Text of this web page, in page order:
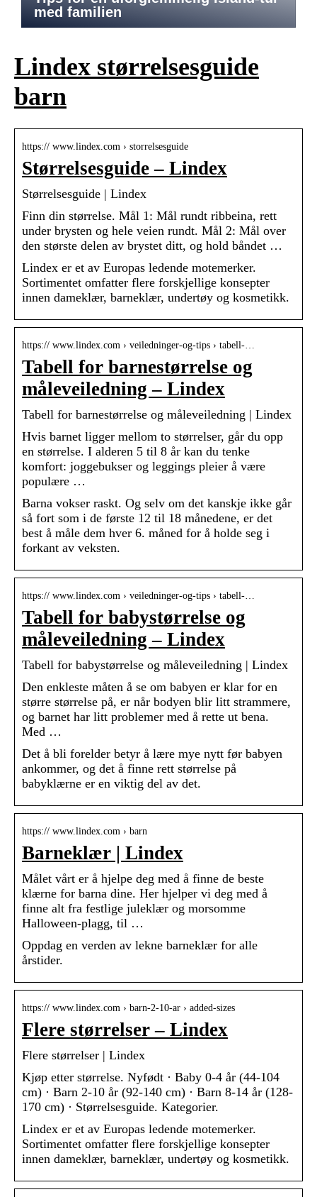
med familien
Lindex størrelsesguide
barn
https:// www.lindex.com › storrelsesguide
Størrelsesguide – Lindex
Størrelsesguide | Lindex
Finn din størrelse. Mål 1: Mål rundt ribbeina, rett
under brysten og hele veien rundt. Mål 2: Mål over
den største delen av brystet ditt, og hold båndet …
Lindex er et av Europas ledende motemerker.
Sortimentet omfatter flere forskjellige konsepter
innen dameklær, barneklær, undertøy og kosmetikk.
https:// www.lindex.com › veiledninger-og-tips › tabell-…
Tabell for barnestørrelse og
måleveiledning – Lindex
Tabell for barnestørrelse og måleveiledning | Lindex
Hvis barnet ligger mellom to størrelser, går du opp
en størrelse. I alderen 5 til 8 år kan du tenke
komfort: joggebukser og leggings pleier å være
populære …
Barna vokser raskt. Og selv om det kanskje ikke går
så fort som i de første 12 til 18 månedene, er det
best å måle dem hver 6. måned for å holde seg i
forkant av veksten.
https:// www.lindex.com › veiledninger-og-tips › tabell-…
Tabell for babystørrelse og
måleveiledning – Lindex
Tabell for babystørrelse og måleveiledning | Lindex
Den enkleste måten å se om babyen er klar for en
større størrelse på, er når bodyen blir litt strammere,
og barnet har litt problemer med å rette ut bena.
Med …
Det å bli forelder betyr å lære mye nytt før babyen
ankommer, og det å finne rett størrelse på
babyklærne er en viktig del av det.
https:// www.lindex.com › barn
Barneklær | Lindex
Målet vårt er å hjelpe deg med å finne de beste
klærne for barna dine. Her hjelper vi deg med å
finne alt fra festlige juleklær og morsomme
Halloween-plagg, til …
Oppdag en verden av lekne barneklær for alle
årstider.
https:// www.lindex.com › barn-2-10-ar › added-sizes
Flere størrelser – Lindex
Flere størrelser | Lindex
Kjøp etter størrelse. Nyfødt · Baby 0-4 år (44-104
cm) · Barn 2-10 år (92-140 cm) · Barn 8-14 år (128-
170 cm) · Størrelsesguide. Kategorier.
Lindex er et av Europas ledende motemerker.
Sortimentet omfatter flere forskjellige konsepter
innen dameklær, barneklær, undertøy og kosmetikk.